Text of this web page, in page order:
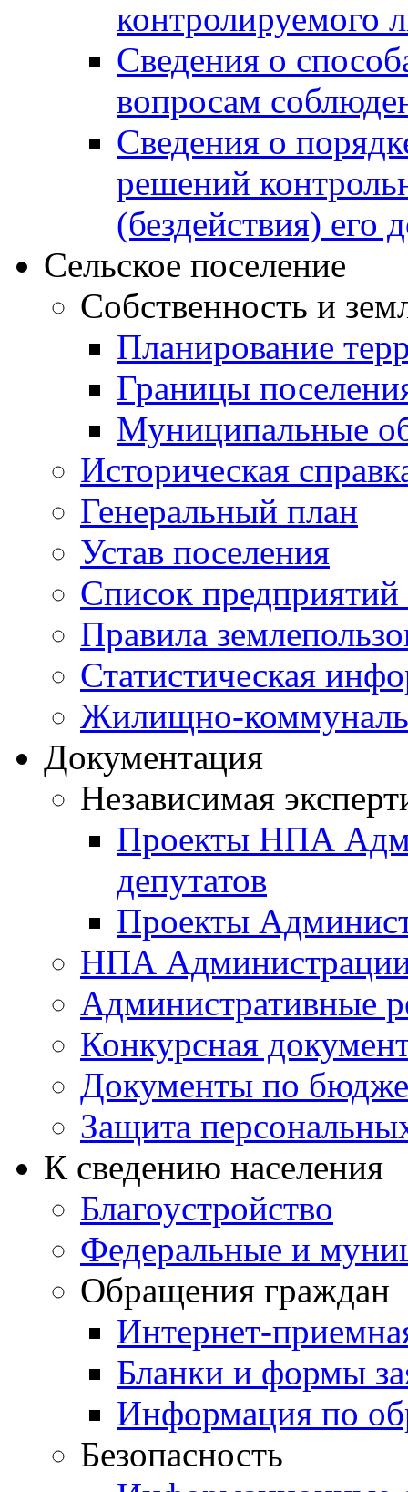
контролируемого
Сведения о
вопросам
Сведения о
решений
(бездействия) его
Сельское поселение
Собственность и
Планирование
Границы
Муниципальные
Историческая
Генеральный план
Устав поселения
Список предприятий
Правила
Статистическая
Жилищно-
Документация
Независимая
Проекты НПА
депутатов
Проекты
НПА
Административные
Конкурсная
Документы по
Защита
К сведению населения
Благоустройство
Федеральные и
Обращения граждан
Интернет-
Бланки и формы
Информация по
Безопасность